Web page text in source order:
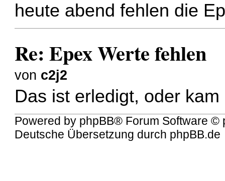
heute abend fehlen die
Re: Epex Werte fehlen
von c2j2
Das ist erledigt, oder
Powered by phpBB® Forum Software ©
Deutsche Übersetzung durch phpBB.de